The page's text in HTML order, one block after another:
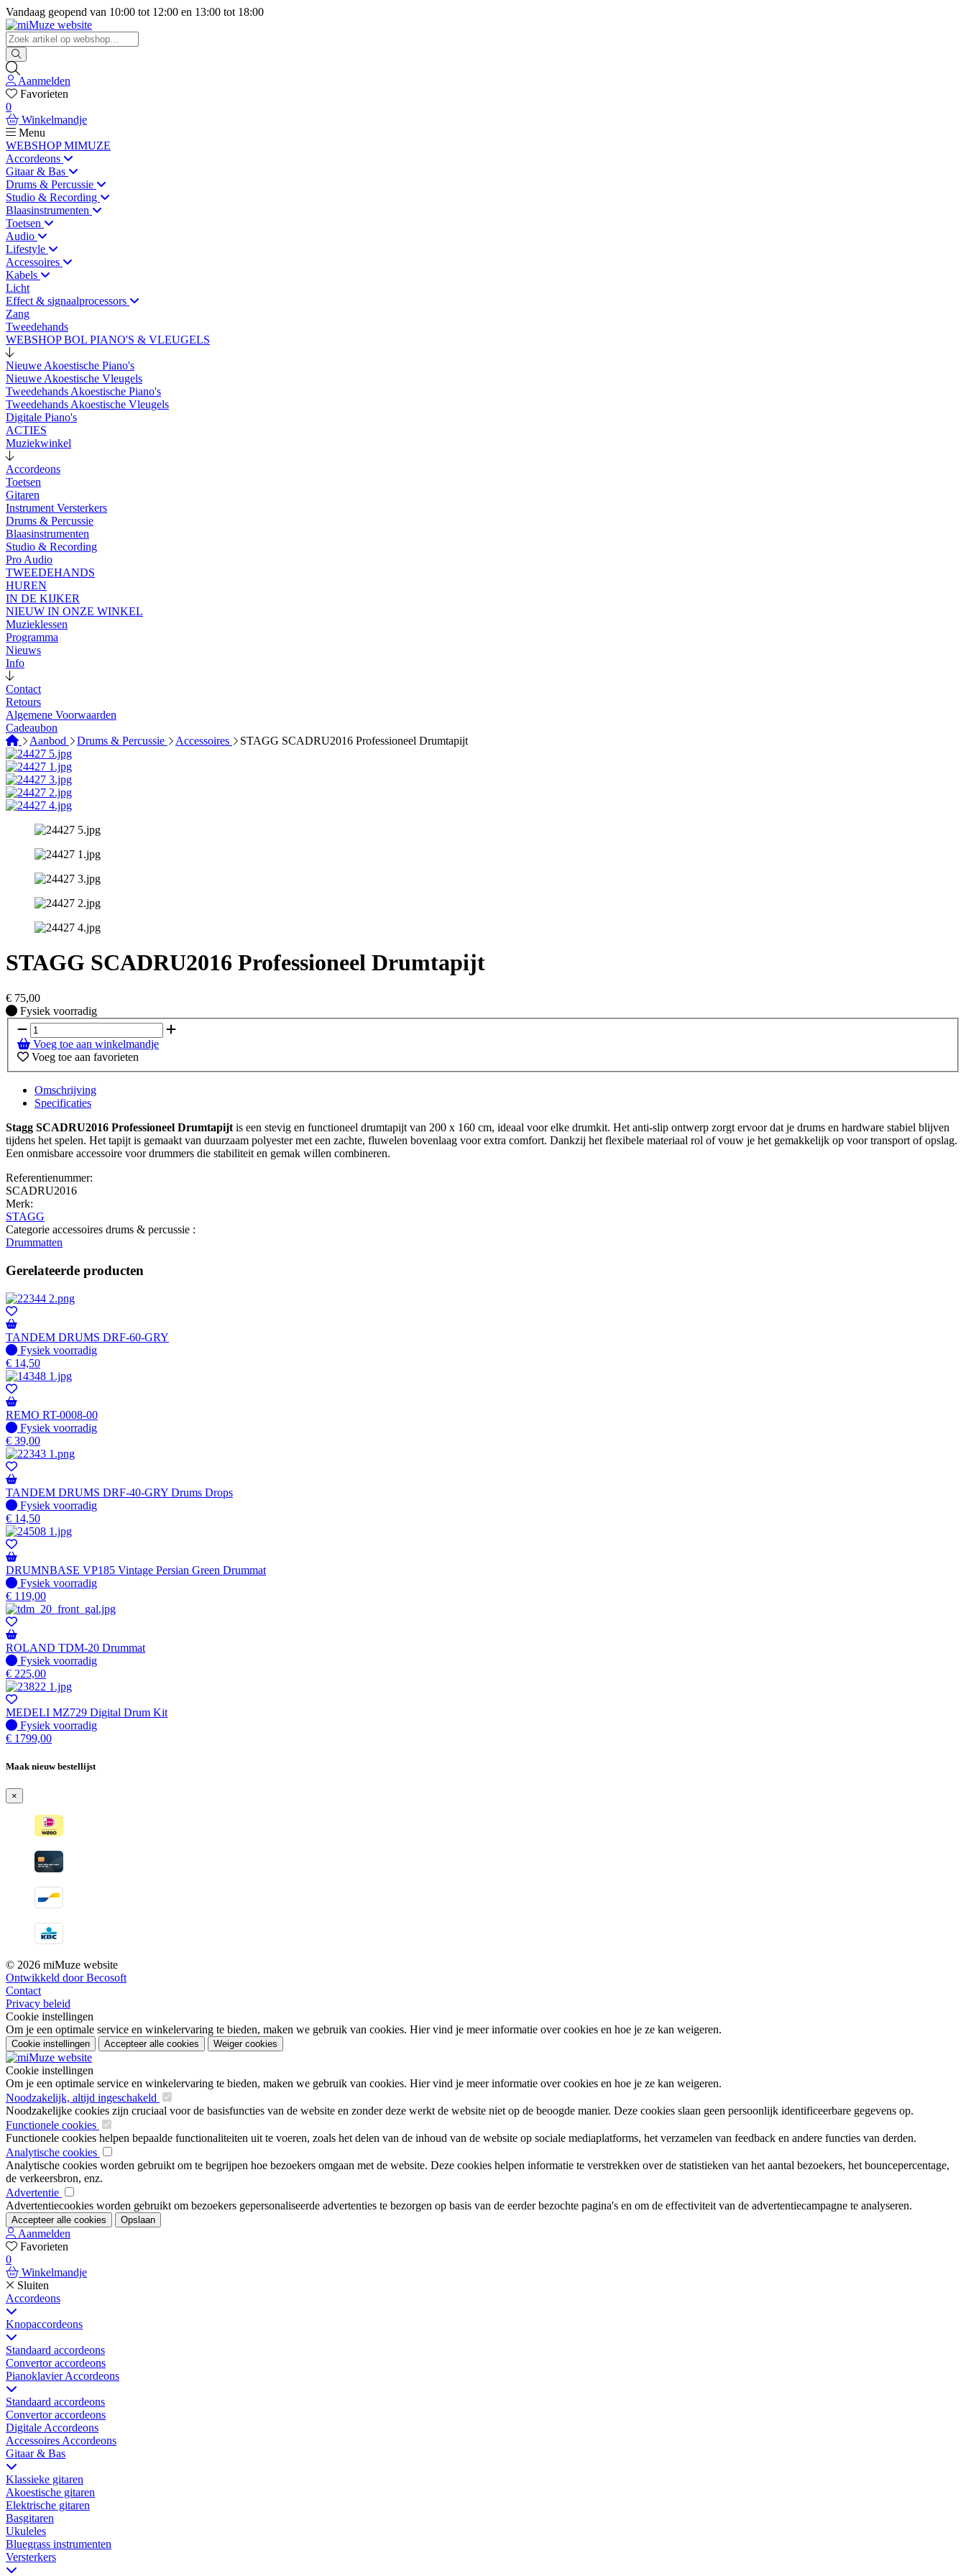
Vandaag geopend van 10:00 tot 12:00 en 13:00 tot 18:00
Aanmelden
Favorieten
0
Winkelmandje
Menu
WEBSHOP MIMUZE
Accordeons
Gitaar & Bas
Drums & Percussie
Studio & Recording
Blaasinstrumenten
Toetsen
Audio
Lifestyle
Accessoires
Kabels
Licht
Effect & signaalprocessors
Zang
Tweedehands
WEBSHOP BOL PIANO'S & VLEUGELS
Nieuwe Akoestische Piano's
Nieuwe Akoestische Vleugels
Tweedehands Akoestische Piano's
Tweedehands Akoestische Vleugels
Digitale Piano's
ACTIES
Muziekwinkel
Accordeons
Toetsen
Gitaren
Instrument Versterkers
Drums & Percussie
Blaasinstrumenten
Studio & Recording
Pro Audio
TWEEDEHANDS
HUREN
IN DE KIJKER
NIEUW IN ONZE WINKEL
Muzieklessen
Programma
Nieuws
Info
Contact
Retours
Algemene Voorwaarden
Cadeaubon
Aanbod
Drums & Percussie Accessoires STAGG SCADRU2016 Professioneel Drumtapijt
STAGG SCADRU2016 Professioneel Drumtapijt
€ 75,00
Fysiek voorradig
Fysiek voorradig
Voeg toe aan winkelmandje
Voeg toe aan favorieten
Omschrijving
Specificaties
Stagg SCADRU2016 Professioneel Drumtapijtis een stevig en functioneel drumtapijt van 200 x 160 cm, ideaal voor elke drumkit. Het anti-slip ontwerp zorgt ervoor dat je drums en hardware stabiel blijven
tijdens het spelen. Het tapijt is gemaakt van duurzaam polyester met een zachte, fluwelen bovenlaag voor extra comfort. Dankzij het flexibele materiaal rol of vouw je het gemakkelijk op voor transport of opslag.
Een onmisbare accessoire voor drummers die stabiliteit en gemak willen combineren.
Referentienummer:
SCADRU2016
Merk:
STAGG
Categorie accessoires drums & percussie :
Drummatten
Gerelateerde producten
TANDEM DRUMS DRF-60-GRY
Fysiek voorradig
Fysiek voorradig
€ 14,50
REMO RT-0008-00
Fysiek voorradig
Fysiek voorradig
€ 39,00
TANDEM DRUMS DRF-40-GRY Drums Drops
Fysiek voorradig
Fysiek voorradig
€ 14,50
DRUMNBASE VP185 Vintage Persian Green Drummat
Fysiek voorradig
Fysiek voorradig
€ 119,00
ROLAND TDM-20 Drummat
Fysiek voorradig
Fysiek voorradig
€ 225,00
MEDELI MZ729 Digital Drum Kit
Fysiek voorradig
Fysiek voorradig
€ 1799,00
Maak nieuw bestellijst
×
© 2026 miMuze website
Ontwikkeld door Becosoft
Contact
Privacy beleid
Cookie instellingen
Om je een optimale service en winkelervaring te bieden, maken we gebruik van cookies. Hier vind je meer informatie over cookies en hoe je ze kan weigeren.
Cookie instellingen Accepteer alle cookies Weiger cookies
Cookie instellingen
Om je een optimale service en winkelervaring te bieden, maken we gebruik van cookies. Hier vind je meer informatie over cookies en hoe je ze kan weigeren.
Noodzakelijk, altijd ingeschakeld
Noodzakelijke cookies zijn cruciaal voor de basisfuncties van de website en zonder deze werkt de website niet op de beoogde manier. Deze cookies slaan geen persoonlijk identificeerbare gegevens op.
Functionele cookies
Functionele cookies helpen bepaalde functionaliteiten uit te voeren, zoals het delen van de inhoud van de website op sociale mediaplatforms, het verzamelen van feedback en andere functies van derden.
Analytische cookies
Analytische cookies worden gebruikt om te begrijpen hoe bezoekers omgaan met de website. Deze cookies helpen informatie te verstrekken over de statistieken van het aantal bezoekers, het bouncepercentage,
de verkeersbron, enz.
Advertentie
Advertentiecookies worden gebruikt om bezoekers gepersonaliseerde advertenties te bezorgen op basis van de eerder bezochte pagina's en om de effectiviteit van de advertentiecampagne te analyseren.
Accepteer alle cookies Opslaan
Aanmelden
Favorieten
0
Winkelmandje
Sluiten
Accordeons
Knopaccordeons
Standaard accordeons
Convertor accordeons
Pianoklavier Accordeons
Standaard accordeons
Convertor accordeons
Digitale Accordeons
Accessoires Accordeons
Gitaar & Bas
Klassieke gitaren
Akoestische gitaren
Elektrische gitaren
Basgitaren
Ukuleles
Bluegrass instrumenten
Versterkers